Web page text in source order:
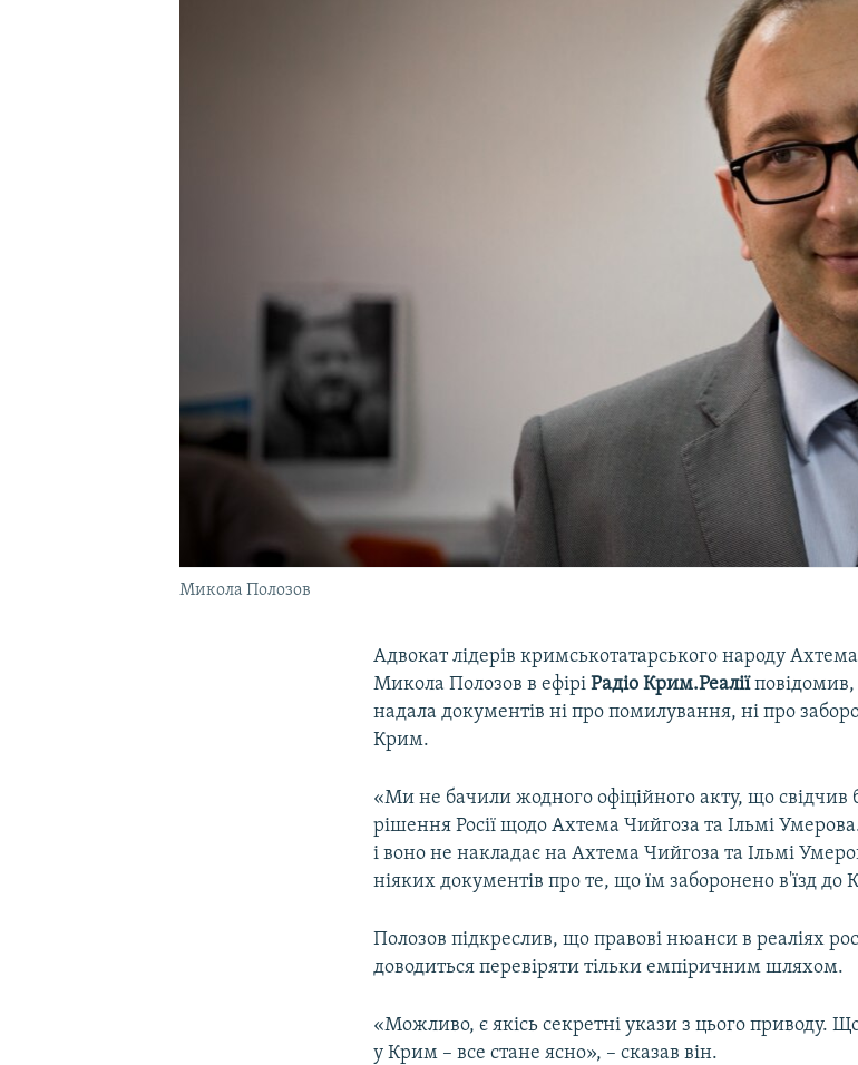
Микола Полозов
Адвокат лідерів кримськотатарського народу
Микола Полозов в ефіріРадіо Крим.Реалії
надала документів ні про помилування, ні про
Крим.
«Ми не бачили жодного офіційного акту, що свідчив
рішення Росії щодо Ахтема Чийгоза та Ільмі
і воно не накладає на Ахтема Чийгоза та Ільмі
ніяких документів про те, що їм заборонено в'їзд до
Полозов підкреслив, що правові нюанси в реаліях
доводиться перевіряти тільки емпіричним шляхом.
«Можливо, є якісь секретні укази з цього приводу.
у Крим – все стане ясно», – сказав він.